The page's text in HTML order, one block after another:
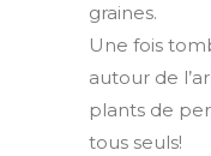
graines.
Une fois
autour de
plants de
tous seuls!